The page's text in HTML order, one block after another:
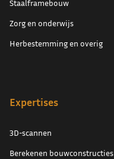
Staalframebouw
Zorg en onderwijs
Herbestemming en overig
Expertises
3D-scannen
Berekenen bouwconstructies